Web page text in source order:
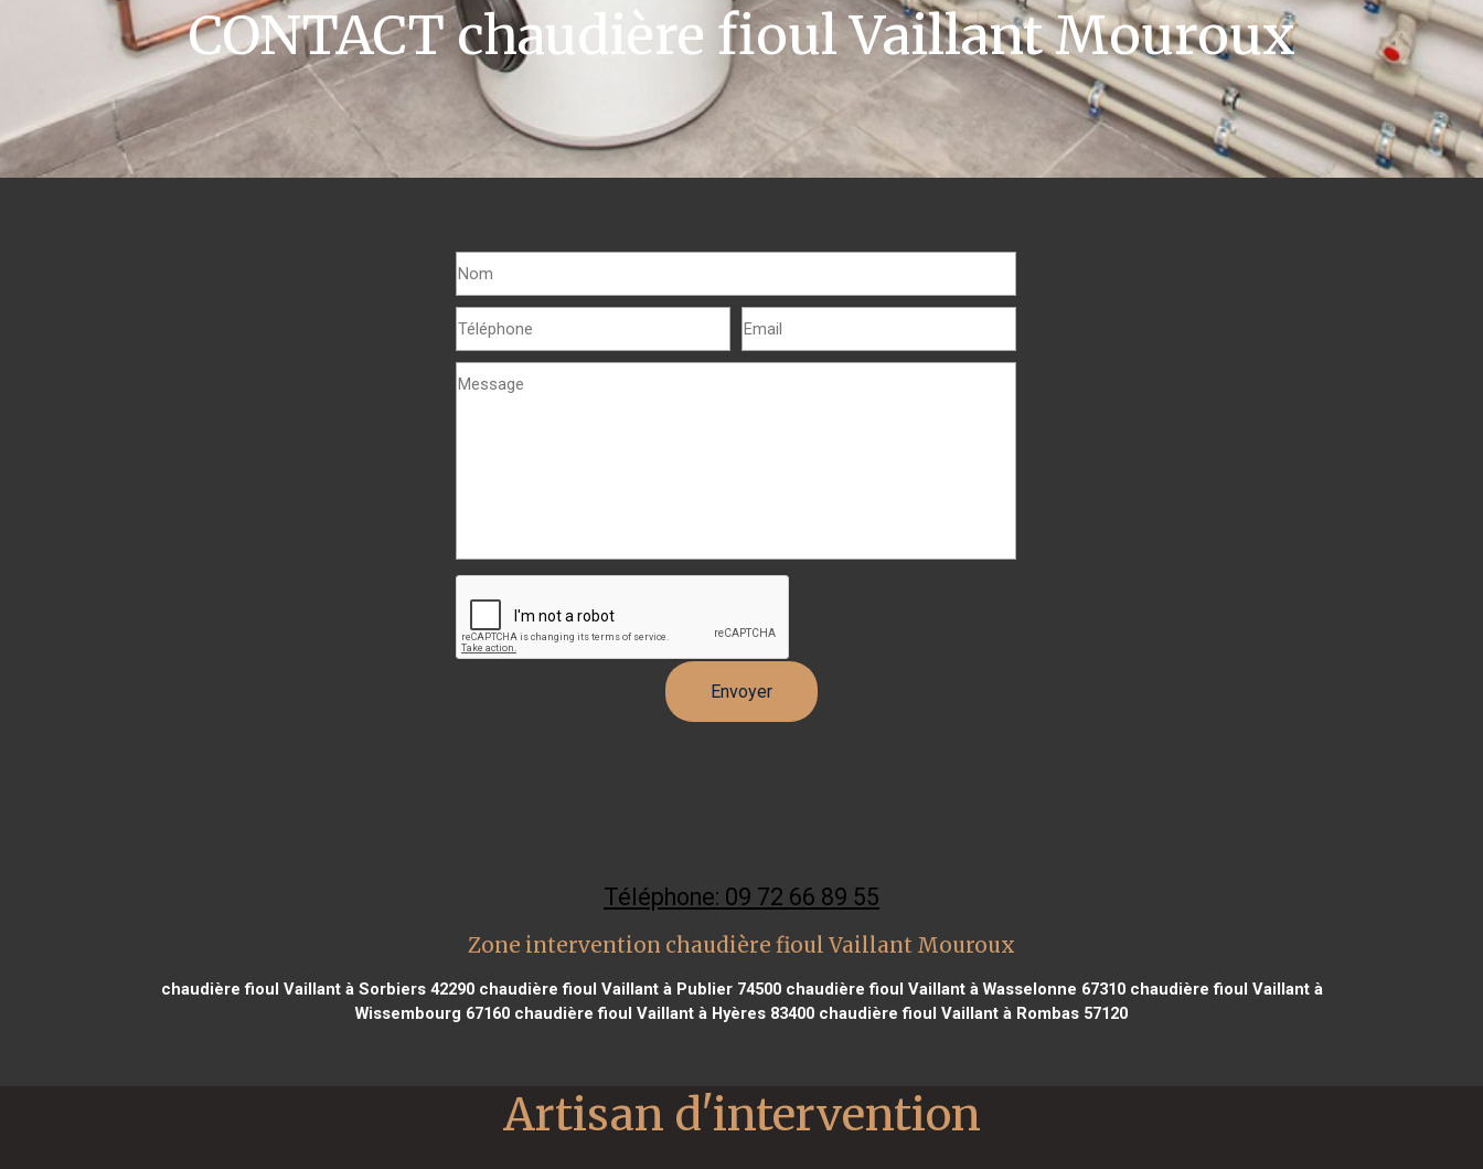
CONTACT chaudière fioul Vaillant Mouroux
Téléphone: 09 72 66 89 55
Zone intervention chaudière fioul Vaillant Mouroux
chaudière fioul Vaillant à Sorbiers 42290chaudière fioul Vaillant à Publier 74500chaudière fioul Vaillant à Wasselonne 67310chaudière fioul Vaillant à
Wissembourg 67160 chaudière fioul Vaillant à Hyères 83400 chaudière fioul Vaillant à Rombas 57120
Artisan d'intervention